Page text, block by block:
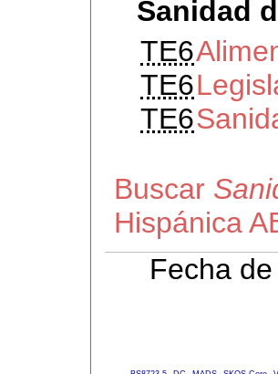
Sanidad
TE6
TE6
TE6
Buscar
Hispánica
Fecha